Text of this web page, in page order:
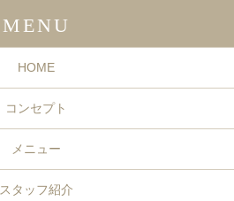
MENU
HOME
コンセプト
メニュー
スタッフ紹介